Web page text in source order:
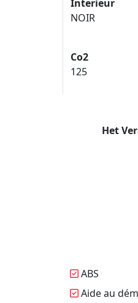
Interieur
NOIR
Co2
125
Het
ABS
Aide au